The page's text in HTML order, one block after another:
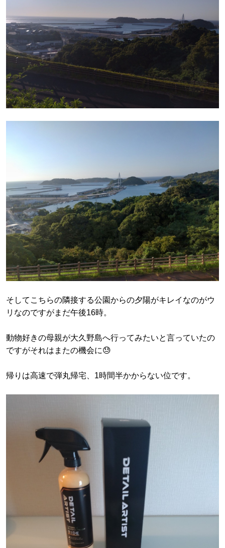
そしてこちらの隣接する公園からの夕陽がキレイなのがウ
リなのですがまだ午後16時。
動物好きの母親が大久野島へ行ってみたいと言っていたの
ですがそれはまたの機会に😓
帰りは高速で弾丸帰宅、1時間半かからない位です。